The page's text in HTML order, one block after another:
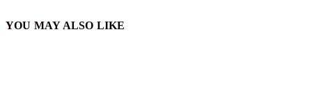
YOU MAY ALSO LIKE